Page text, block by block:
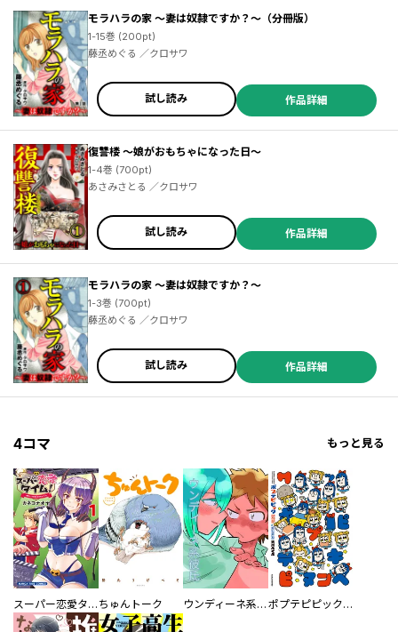
モラハラの家 ～妻は奴隷ですか？～（分冊版）
1-15巻 (200pt)
藤丞めぐる ／クロサワ
試し読み 作品詳細
復讐楼 ～娘がおもちゃになった日～
1-4巻 (700pt)
あさみさとる ／クロサワ
試し読み 作品詳細
モラハラの家 ～妻は奴隷ですか？～
1-3巻 (700pt)
藤丞めぐる ／クロサワ
試し読み 作品詳細
4コマ もっと見る
スーパー恋愛タイム！～現場でドＳな彼女は自宅でデレる～ ちゅんトーク ウンディーネ系彼氏 ポプテピピック SEASON EIGHT